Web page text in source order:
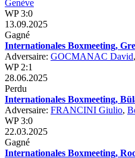
Genève
WP 3:0
13.09.2025
Gagné
Internationales Boxmeeting,
Adversaire: GOCMANAC David,
WP 2:1
28.06.2025
Perdu
Internationales Boxmeeting,
Adversaire: FRANCINI Giulio,
WP 3:0
22.03.2025
Gagné
Internationales Boxmeeting,